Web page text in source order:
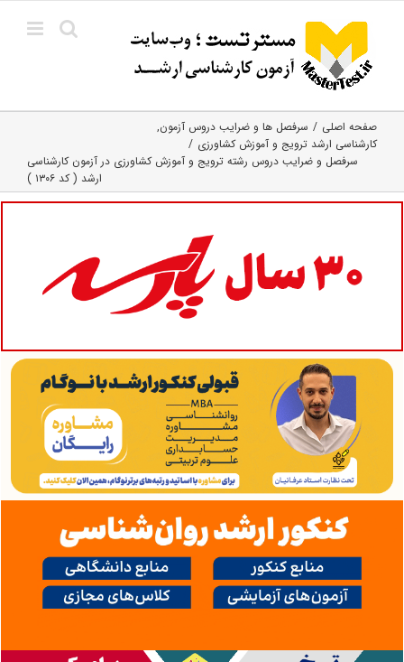
content
صفحه اصلی
سرفصل ها و ضرایب دروس آزمون
کارشناسی ارشد ترویج و آموزش کشاورزی
سرفصل و ضرایب دروس رشته ترویج و آموزش کشاورزی در آزمون کارشناسی
ارشد ( کد ۱۳۰۶ )